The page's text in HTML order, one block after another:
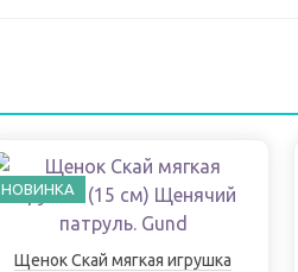
НОВИНКА
Щенок Скай мягкая игрушка